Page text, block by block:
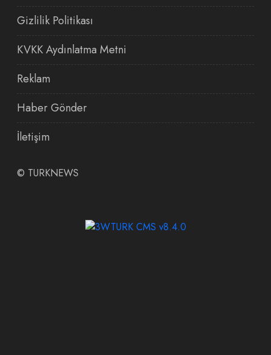
Gizlilik Politikası
KVKK Aydınlatma Metni
Reklam
Haber Gönder
İletişim
© TURKNEWS